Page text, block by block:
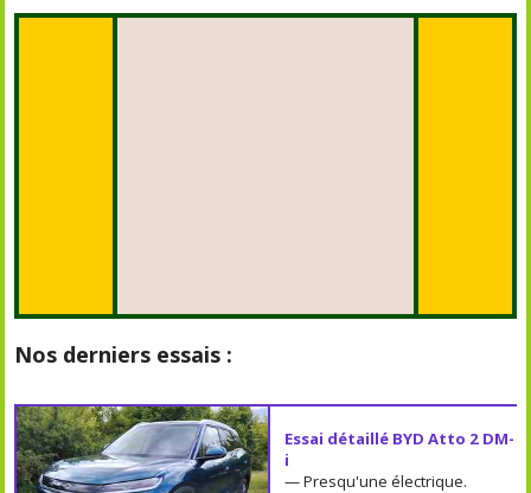
Nos derniers essais :
Essai détaillé BYD Atto 2 DM-
i
— Presqu'une électrique.